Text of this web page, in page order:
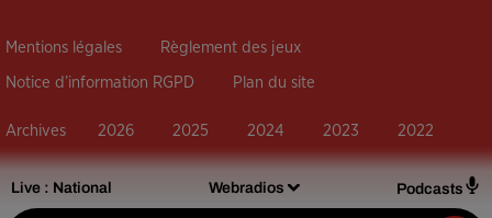
Live : National Webradios Podcasts
Mentions légales Règlement des jeux
Notice d’information RGPD Plan du site
Archives 2026 2025 2024 2023 2022